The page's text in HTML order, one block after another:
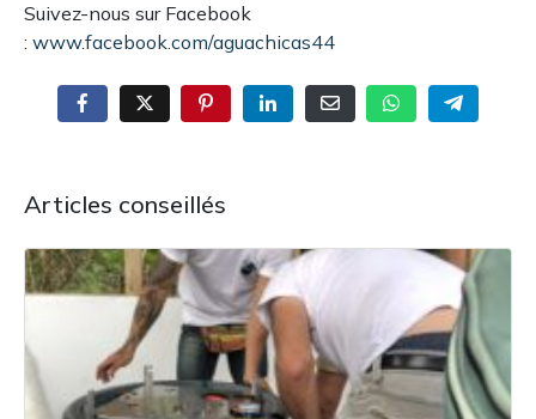
Suivez-nous sur Facebook
: www.facebook.com/aguachicas44
Articles conseillés